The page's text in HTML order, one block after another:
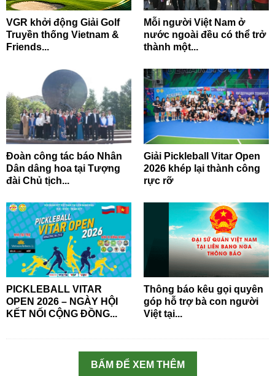
VGR khởi động Giải Golf
Truyền thống Vietnam &
Friends...
Mỗi người Việt Nam ở
nước ngoài đều có thể trở
thành một...
Đoàn công tác báo Nhân
Dân dâng hoa tại Tượng
đài Chủ tịch...
Giải Pickleball Vitar Open
2026 khép lại thành công
rực rỡ
PICKLEBALL VITAR
OPEN 2026 – NGÀY HỘI
KẾT NỐI CỘNG ĐỒNG...
Thông báo kêu gọi quyên
góp hỗ trợ bà con người
Việt tại...
BẤM ĐỂ XEM THÊM